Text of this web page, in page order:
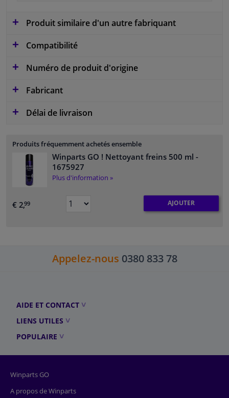
Produit similaire d'un autre fabriquant
Compatibilité
Numéro de produit d'origine
Fabricant
Délai de livraison
Produits fréquemment achetés ensemble
Winparts GO ! Nettoyant freins 500 ml -
1675927
Plus d'information »
€ 2,99 AJOUTER
Appelez-nous 0380 833 78
AIDE ET CONTACT
LIENS UTILES
POPULAIRE
Winparts GO
A propos de Winparts